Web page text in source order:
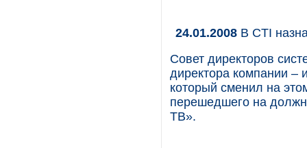
24.01.2008 В CTI
Совет директоров
директора компании –
который сменил на
перешедшего на
ТВ».